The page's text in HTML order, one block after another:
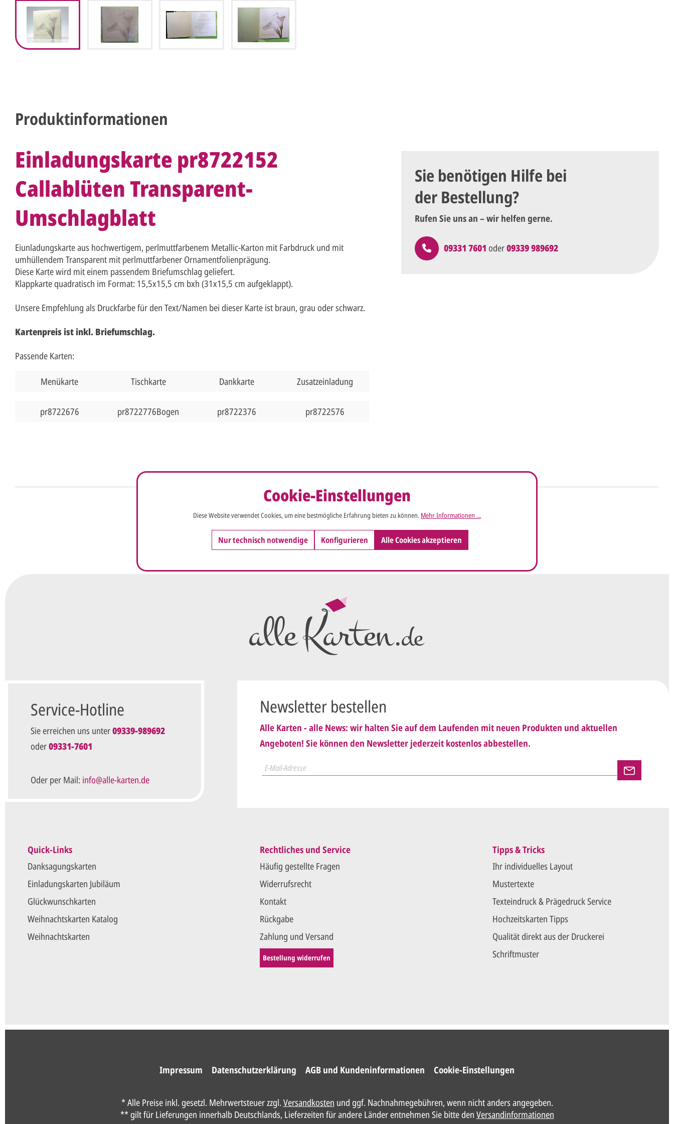
Produktinformationen
Einladungskarte pr8722152
Callablüten Transparent-
Umschlagblatt
Eiunladungskarte aus hochwertigem, perlmuttfarbenem Metallic-Karton mit Farbdruck und mit
umhüllendem Transparent mit perlmuttfarbener Ornamentfolienprägung.
Diese Karte wird mit einem passendem Briefumschlag geliefert.
Klappkarte quadratisch im Format: 15,5x15,5 cm bxh (31x15,5 cm aufgeklappt).
Unsere Empfehlung als Druckfarbe für den Text/Namen bei dieser Karte ist braun, grau oder schwarz.
Kartenpreis ist inkl. Briefumschlag.
Passende Karten:
Menükarte Tischkarte Dankkarte Zusatzeinladung
pr8722676 pr8722776Bogen pr8722376 pr8722576
Sie benötigen Hilfe bei
der Bestellung?
Rufen Sie uns an – wir helfen gerne.
09331 7601 oder09339 989692
Nachname*
Die mit einem Stern (*) markierten Felder sind Pflichtfelder.
So einfach geht's
Sie senden uns Ihre
Ihren vorläufigen Wünschen für den Druck.
Wir erstellen einPreisangebotund im Anschluss den
Sie setzen sich mit uns in Verbindung (telefonisch oder per
E-Mail) und besprechen mit uns, was Sie am
Sie erteilen uns per E-Mail dieDruckfreigabe.
Wir drucken und versenden Ihre Karten.
Service-Hotline
Sie erreichen uns unter09339-989692
oder09331-7601
Oder per Mail: info@alle-karten.de
Rechtliches und Service
Häufig gestellte Fragen
Widerrufsrecht
Kontakt
Rückgabe
Zahlung und Versand
Bestellung widerrufen
Tipps & Tricks
Ihr individuelles Layout
Mustertexte
Texteindruck & Prägedruck Service
Hochzeitskarten Tipps
Qualität direkt aus der Druckerei
Schriftmuster
Quick-Links
Danksagungskarten
Einladungskarten Jubiläum
Glückwunschkarten
Weihnachtskarten Katalog
Weihnachtskarten
Newsletter bestellen
Alle Karten - alle News: wir halten Sie auf dem Laufenden mit neuen Produkten und aktuellen
Angeboten! Sie können den Newsletter jederzeit kostenlos abbestellen.
Impressum Datenschutzerklärung AGB und Kundeninformationen Cookie-Einstellungen
* Alle Preise inkl. gesetzl. Mehrwertsteuer zzgl. Versandkosten und ggf. Nachnahmegebühren, wenn nicht anders angegeben.
** gilt für Lieferungen innerhalb Deutschlands, Lieferzeiten für andere Länder entnehmen Sie bitte den Versandinformationen
Cookie-Einstellungen
Diese Website verwendet Cookies, um eine bestmögliche Erfahrung bieten zu können. Mehr Informationen ...
Nur technisch notwendige Konfigurieren Alle Cookies akzeptieren